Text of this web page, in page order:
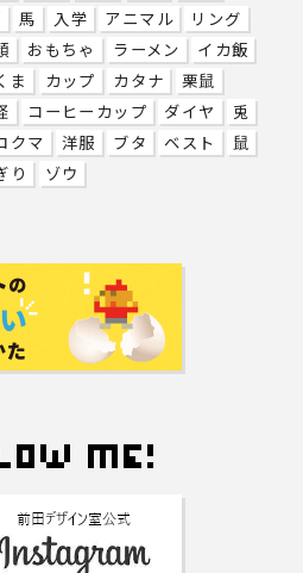
馬 入学 アニマル
リング
おもちゃ ラーメン
イカ飯
ま カップ カタナ
栗鼠
コーヒーカップ ダイヤ
兎
クマ 洋服 ブタ ベスト
鼠
り ゾウ